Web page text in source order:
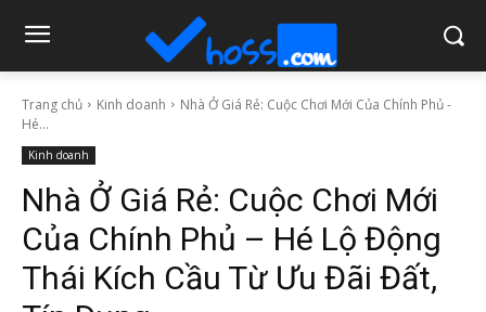
Trang chủ Kinh doanh
Nhà Ở Giá Rẻ: Cuộc Chơi Mới Của Chính Phủ -
Hé...
Kinh doanh
Nhà Ở Giá Rẻ: Cuộc Chơi Mới
Của Chính Phủ – Hé Lộ Động
Thái Kích Cầu Từ Ưu Đãi Đất,